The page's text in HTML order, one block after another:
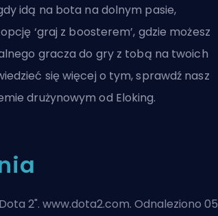
idą na bota na dolnym pasie,
‘graj z boosterem’, gdzie możesz
gracza do gry z tobą na twoich
się więcej o tym, sprawdź nasz
drużynowym od Eloking.
2". www.dota2.com. Odnaleziono 05